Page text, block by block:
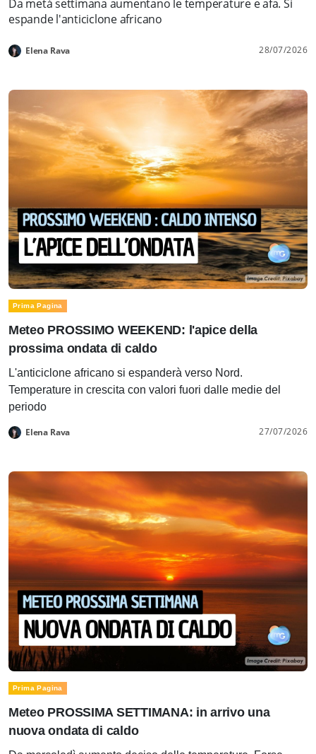
Da metà settimana aumentano le temperature e afa. Si
espande l'anticiclone africano
Elena Rava 28/07/2026
Prima Pagina
Meteo PROSSIMO WEEKEND: l'apice della
prossima ondata di caldo
L'anticiclone africano si espanderà verso Nord.
Temperature in crescita con valori fuori dalle medie del
periodo
Elena Rava 27/07/2026
Prima Pagina
Meteo PROSSIMA SETTIMANA: in arrivo una
nuova ondata di caldo